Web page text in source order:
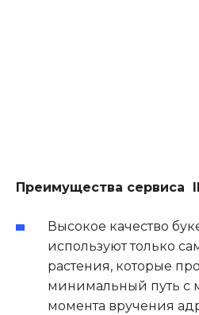
Преимущества сервиса
Высокое качество
используют только
растения, которые
минимальный путь с
момента вручения